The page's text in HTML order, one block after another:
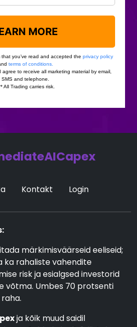
Kontakt Login
märkimisväärseid eeliseid;
ka rahaliste vahendite
risk ja esialgsed investorid
võtma. Umbes 70 protsenti
ja kõik muud saidil